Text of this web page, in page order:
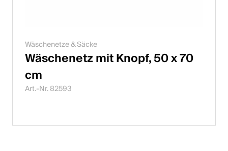
Wäschenetze & Säcke
Wäschenetz mit Knopf, 50 x 70
cm
Art.-Nr. 82593